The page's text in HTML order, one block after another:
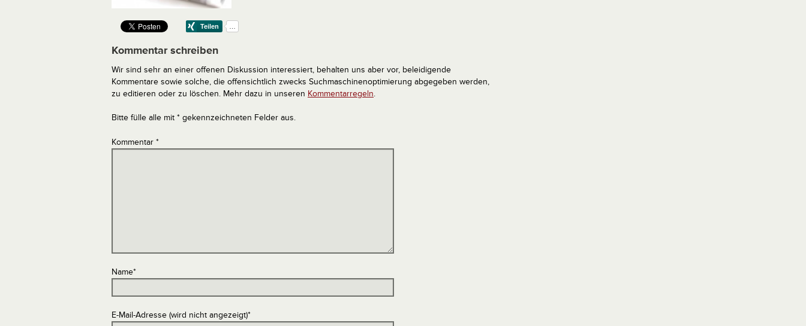
Kommentar schreiben
Wir sind sehr an einer offenen Diskussion interessiert, behalten uns aber vor, beleidigende
Kommentare sowie solche, die offensichtlich zwecks Suchmaschinenoptimierung abgegeben werden,
zu editieren oder zu löschen. Mehr dazu in unseren Kommentarregeln.
Bitte fülle alle mit * gekennzeichneten Felder aus.
Kommentar *
Name*
E-Mail-Adresse (wird nicht angezeigt)*